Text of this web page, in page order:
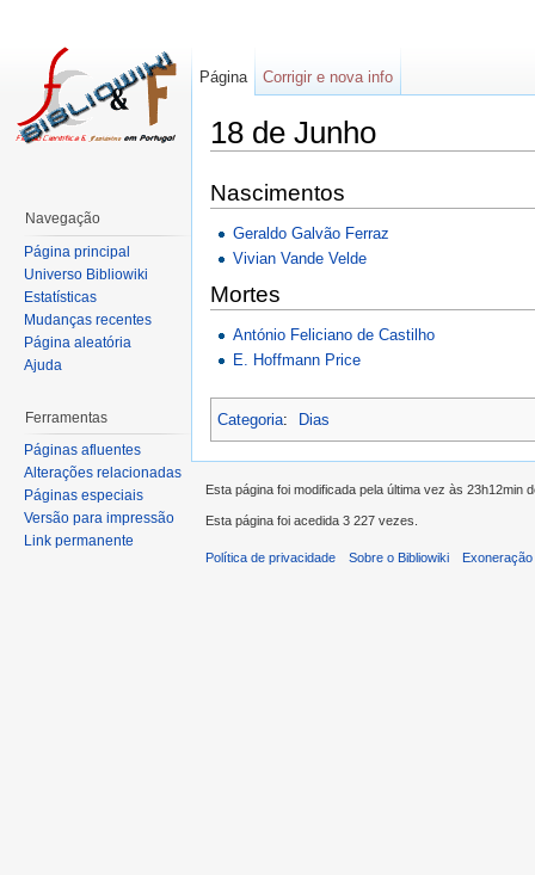
18 de Junho
Nascimentos
Geraldo Galvão Ferraz
Vivian Vande Velde
Mortes
António Feliciano de Castilho
E. Hoffmann Price
Categoria: Dias
Página Corrigir e nova info
Navegação
Página principal
Universo Bibliowiki
Estatísticas
Mudanças recentes
Página aleatória
Ajuda
Ferramentas
Páginas afluentes
Alterações relacionadas
Páginas especiais
Versão para impressão
Link permanente
Esta página foi modificada pela última vez às 23h12min
Esta página foi acedida 3 227 vezes.
Política de privacidade Sobre o Bibliowiki